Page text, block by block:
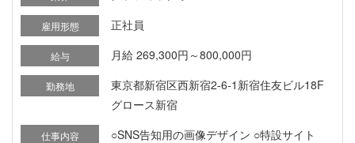
雇用形態 正社員
給与 月給 269,300円～800,000円
勤務地
東京都新宿区西新宿2-6-1新宿住友ビル18F
グロース新宿
仕事内容
○SNS告知用の画像デザイン ○特設サイト